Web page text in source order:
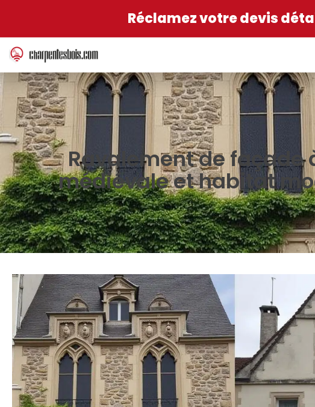
Réclamez votre devis
Ravalement de façade
médiévale et habitat